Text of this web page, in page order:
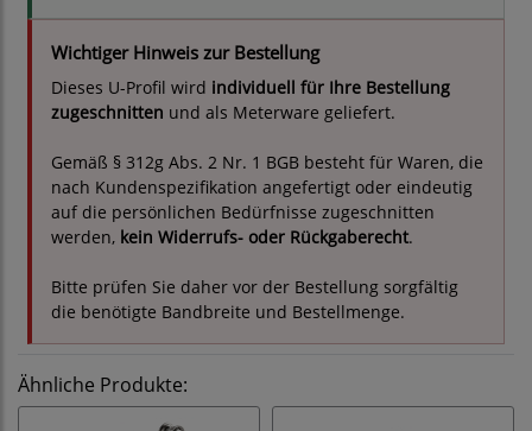
Wichtiger Hinweis zur Bestellung
Dieses U-Profil wird individuell für Ihre Bestellung
zugeschnitten und als Meterware geliefert.
Gemäß § 312g Abs. 2 Nr. 1 BGB besteht für Waren, die
nach Kundenspezifikation angefertigt oder eindeutig
auf die persönlichen Bedürfnisse zugeschnitten
werden, kein Widerrufs- oder Rückgaberecht.
Bitte prüfen Sie daher vor der Bestellung sorgfältig
die benötigte Bandbreite und Bestellmenge.
Ähnliche Produkte: